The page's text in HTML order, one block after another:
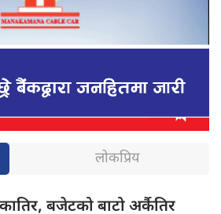
लोकप्रिय
बजेटको बाटो अर्कैतिर